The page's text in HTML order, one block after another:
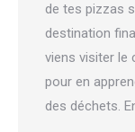
de tes pizzas
destination
viens visiter le
pour en
des déchets.